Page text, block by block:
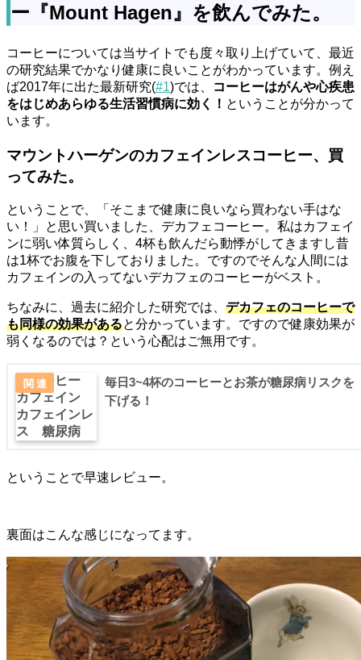
ー『Mount Hagen』を飲んでみた。
コーヒーについては当サイトでも度々取り上げていて、最近
の研究結果でかなり健康に良いことがわかっています。例え
ば2017年に出た最新研究(#1)では、
コーヒーはがんや心疾患
をはじめあらゆる生活習慣病に効く！ ということが分かって
います。
マウントハーゲンのカフェインレスコーヒー、買
ってみた。
ということで、「そこまで健康に良いなら買わない手はな
い！」と思い買いました、デカフェコーヒー。私はカフェイ
ンに弱い体質らしく、4杯も飲んだら動悸がしてきますし昔
は1杯でお腹を下しておりました。ですのでそんな人間には
カフェインの入ってないデカフェのコーヒーがベスト。
ちなみに、過去に紹介した研究では、 デカフェのコーヒーで
も同様の効果があると分かっています。ですので健康効果が
弱くなるのでは？という心配はご無用です。
毎日3~4杯のコーヒーとお茶が糖尿病リスクを
下げる！
ということで早速レビュー。
裏面はこんな感じになってます。